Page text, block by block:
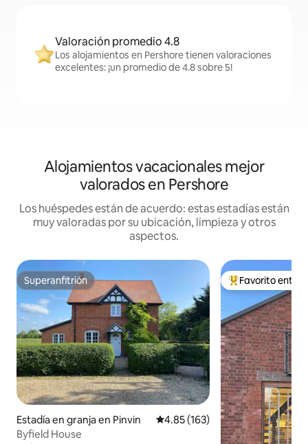
Valoración promedio 4.8
Los alojamientos en Pershore tienen valoraciones
excelentes: ¡un promedio de 4.8 sobre 5!
Alojamientos vacacionales mejor
valorados en Pershore
Los huéspedes están de acuerdo: estas estadías están
muy valoradas por su ubicación, limpieza y otros
aspectos.
Superanfitrión
Superanfitrión
Estadía en granja en Pinvin Calificación promedio: 4.85 de
4.85 (163)
Byfield House
Favorito entre
Favorito entre